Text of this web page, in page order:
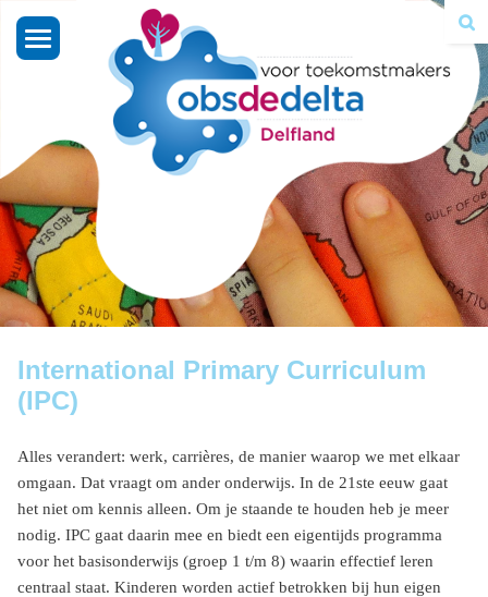
Toggle
navigation
International Primary Curriculum
(IPC)
Alles verandert: werk, carrières, de manier waarop we met elkaar
omgaan. Dat vraagt om ander onderwijs. In de 21ste eeuw gaat
het niet om kennis alleen. Om je staande te houden heb je meer
nodig. IPC gaat daarin mee en biedt een eigentijds programma
voor het basisonderwijs (groep 1 t/m 8) waarin effectief leren
centraal staat. Kinderen worden actief betrokken bij hun eigen